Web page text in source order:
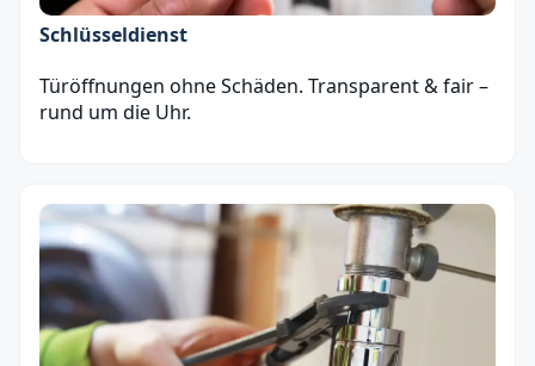
Schlüsseldienst
Türöffnungen ohne Schäden. Transparent & fair –
rund um die Uhr.